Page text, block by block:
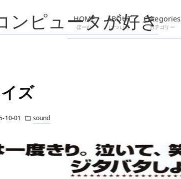
ンピュータが好き
HOME
ほーむ
ABOUT
について
Categories
カテゴリー
ズ
10-01 sound